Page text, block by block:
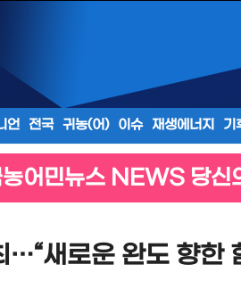
언 전국 귀농(어) 이슈 재생에너지 기
어민뉴스 NEWS 당신
새로운 완도 향한